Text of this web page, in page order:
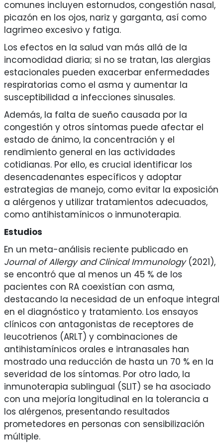
comunes incluyen estornudos, congestión nasal,
picazón en los ojos, nariz y garganta, así como
lagrimeo excesivo y fatiga.
Los efectos en la salud van más allá de la
incomodidad diaria; si no se tratan, las alergias
estacionales pueden exacerbar enfermedades
respiratorias como el asma y aumentar la
susceptibilidad a infecciones sinusales.
Además, la falta de sueño causada por la
congestión y otros síntomas puede afectar el
estado de ánimo, la concentración y el
rendimiento general en las actividades
cotidianas. Por ello, es crucial identificar los
desencadenantes específicos y adoptar
estrategias de manejo, como evitar la exposición
a alérgenos y utilizar tratamientos adecuados,
como antihistamínicos o inmunoterapia.
Estudios
En un meta-análisis reciente publicado en
Journal of Allergy and Clinical Immunology(2021),
se encontró que al menos un 45 % de los
pacientes con RA coexistían con asma,
destacando la necesidad de un enfoque integral
en el diagnóstico y tratamiento. Los ensayos
clínicos con antagonistas de receptores de
leucotrienos (ARLT) y combinaciones de
antihistamínicos orales e intranasales han
mostrado una reducción de hasta un 70 % en la
severidad de los síntomas. Por otro lado, la
inmunoterapia sublingual (SLIT) se ha asociado
con una mejoría longitudinal en la tolerancia a
los alérgenos, presentando resultados
prometedores en personas con sensibilización
múltiple.